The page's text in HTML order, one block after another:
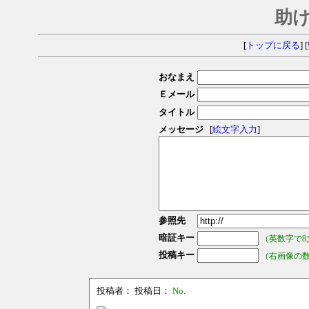
助
[トップに戻る] [
おなまえ
Ｅメール
タイトル
メッセージ
[絵文字入力]
参照先
暗証キー
（英数字で
投稿キー （右画像の
投稿者： 投稿日： No.